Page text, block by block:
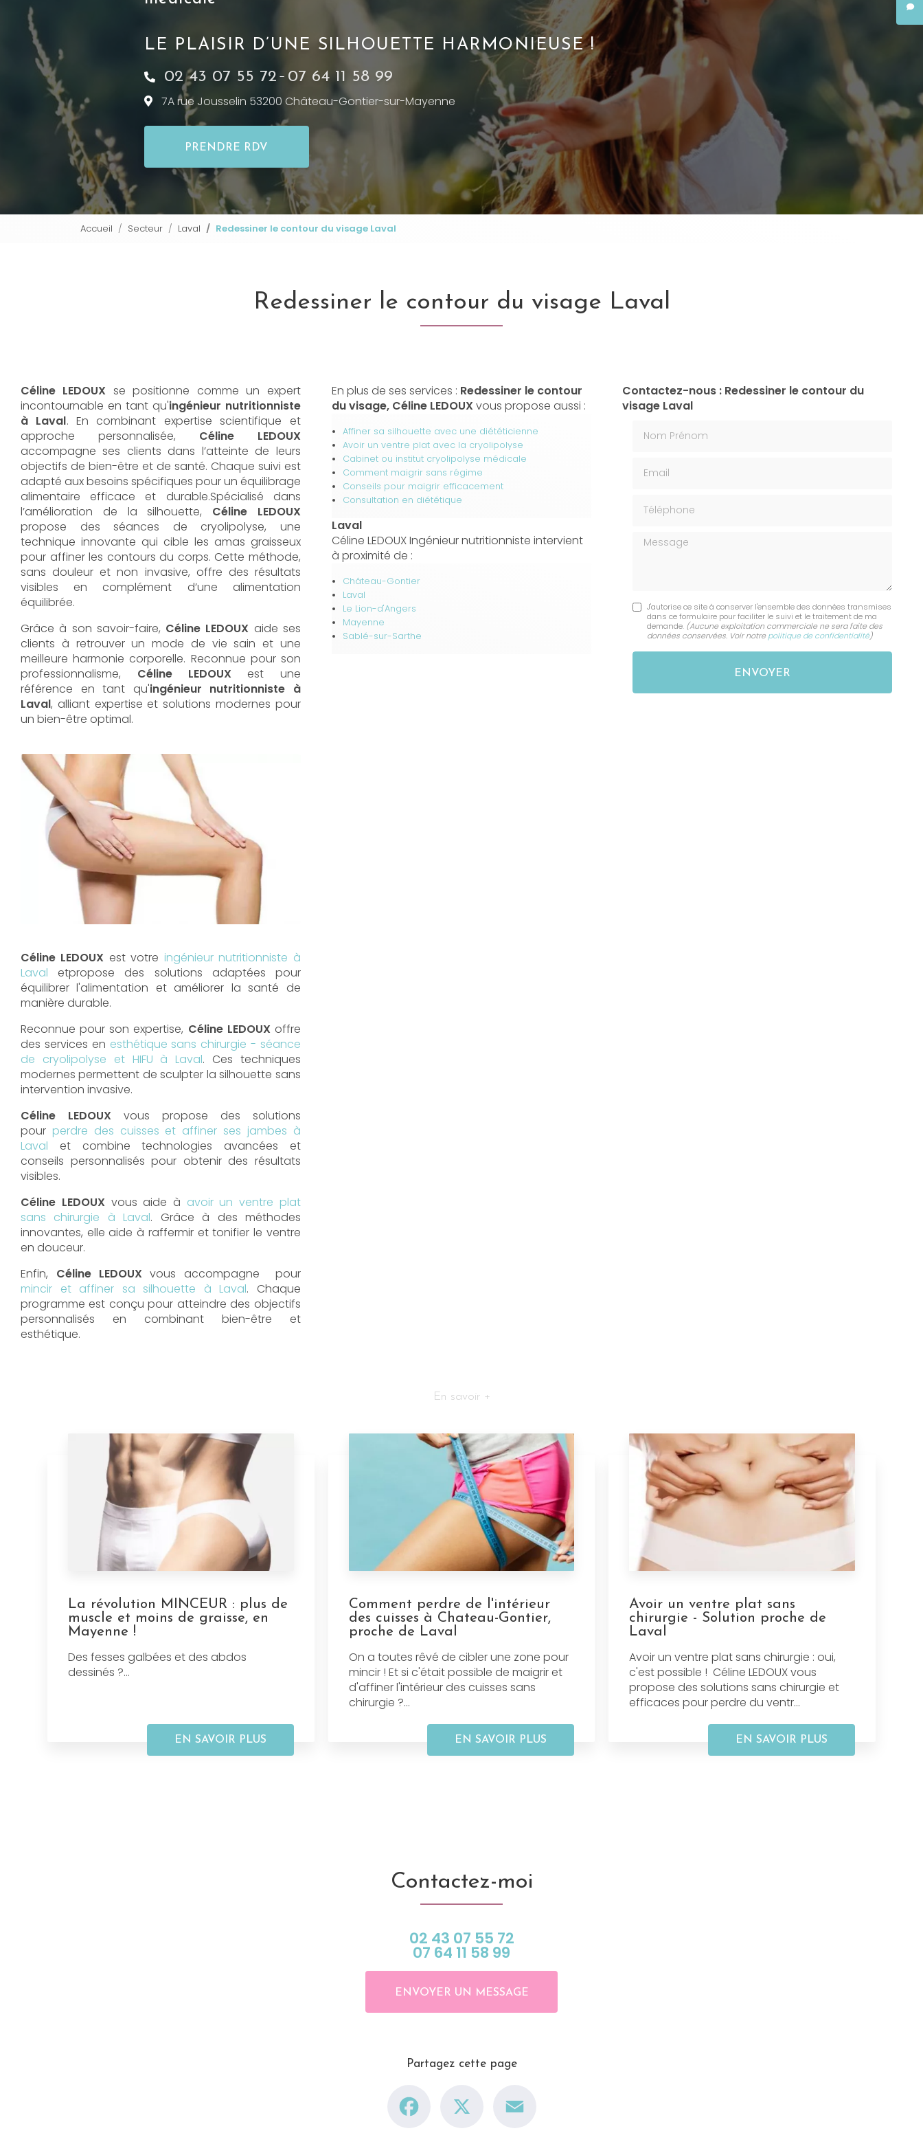
LE PLAISIR D’UNE SILHOUETTE HARMONIEUSE !
02 43 07 55 72 - 07 64 11 58 99
7A rue Jousselin 53200 Château-Gontier-sur-Mayenne
PRENDRE RDV
Accueil Secteur Laval Redessiner le contour du visage Laval
Redessiner le contour du visage Laval
Céline LEDOUX se positionne comme un expert
incontournable en tant qu'ingénieur nutritionniste
à Laval. En combinant expertise scientifique et
approche personnalisée, Céline LEDOUX
accompagne ses clients dans l’atteinte de leurs
objectifs de bien-être et de santé. Chaque suivi est
adapté aux besoins spécifiques pour un équilibrage
alimentaire efficace et durable.Spécialisé dans
l’amélioration de la silhouette, Céline LEDOUX
propose des séances de cryolipolyse, une
technique innovante qui cible les amas graisseux
pour affiner les contours du corps. Cette méthode,
sans douleur et non invasive, offre des résultats
visibles en complément d’une alimentation
équilibrée.
Grâce à son savoir-faire, Céline LEDOUX aide ses
clients à retrouver un mode de vie sain et une
meilleure harmonie corporelle. Reconnue pour son
professionnalisme, Céline LEDOUX est une
référence en tant qu'ingénieur nutritionniste à
Laval, alliant expertise et solutions modernes pour
un bien-être optimal.
Céline LEDOUX est votre ingénieur nutritionniste à
Laval etpropose des solutions adaptées pour
équilibrer l'alimentation et améliorer la santé de
manière durable.
Reconnue pour son expertise, Céline LEDOUX offre
des services en esthétique sans chirurgie - séance
de cryolipolyse et HIFU à Laval. Ces techniques
modernes permettent de sculpter la silhouette sans
intervention invasive.
Céline LEDOUX vous propose des solutions
pour perdre des cuisses et affiner ses jambes à
Laval et combine technologies avancées et
conseils personnalisés pour obtenir des résultats
visibles.
Céline LEDOUX vous aide à avoir un ventre plat
sans chirurgie à Laval. Grâce à des méthodes
innovantes, elle aide à raffermir et tonifier le ventre
en douceur.
Enfin, Céline LEDOUX vous accompagne pour
mincir et affiner sa silhouette à Laval. Chaque
programme est conçu pour atteindre des objectifs
personnalisés en combinant bien-être et
esthétique.
En plus de ses services : Redessiner le contour
du visage, Céline LEDOUX vous propose aussi :
Affiner sa silhouette avec une diététicienne
Avoir un ventre plat avec la cryolipolyse
Cabinet ou institut cryolipolyse médicale
Comment maigrir sans régime
Conseils pour maigrir efficacement
Consultation en diététique
Laval
Céline LEDOUX Ingénieur nutritionniste intervient
à proximité de :
Château-Gontier
Laval
Le Lion-d'Angers
Mayenne
Sablé-sur-Sarthe
Contactez-nous : Redessiner le contour du
visage Laval
Message
J'autorise ce site à conserver l'ensemble des données transmises
dans ce formulaire pour faciliter le suivi et le traitement de ma
demande. (Aucune exploitation commerciale ne sera faite des
données conservées. Voir notre politique de confidentialité)
En savoir +
La révolution MINCEUR : plus de
muscle et moins de graisse, en
Mayenne !
Des fesses galbées et des abdos
dessinés ?...
EN SAVOIR PLUS
Comment perdre de l'intérieur
des cuisses à Chateau-Gontier,
proche de Laval
On a toutes rêvé de cibler une zone pour
mincir ! Et si c'était possible de maigrir et
d'affiner l'intérieur des cuisses sans
chirurgie ?...
EN SAVOIR PLUS
Avoir un ventre plat sans
chirurgie - Solution proche de
Laval
Avoir un ventre plat sans chirurgie : oui,
c'est possible ! Céline LEDOUX vous
propose des solutions sans chirurgie et
efficaces pour perdre du ventr...
EN SAVOIR PLUS
Contactez-moi
02 43 07 55 72
07 64 11 58 99
ENVOYER UN MESSAGE
Partagez cette page